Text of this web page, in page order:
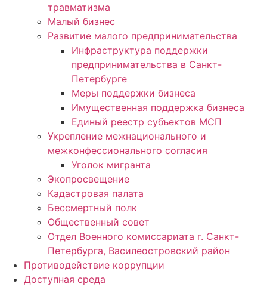
травматизма
Малый бизнес
Развитие малого предпринимательства
Инфраструктура поддержки
предпринимательства в Санкт-
Петербурге
Меры поддержки бизнеса
Имущественная поддержка бизнеса
Единый реестр субъектов МСП
Укрепление межнационального и
межконфессионального согласия
Уголок мигранта
Экопросвещение
Кадастровая палата
Бессмертный полк
Общественный совет
Отдел Военного комиссариата г. Санкт-
Петербурга, Василеостровский район
Противодействие коррупции
Доступная среда